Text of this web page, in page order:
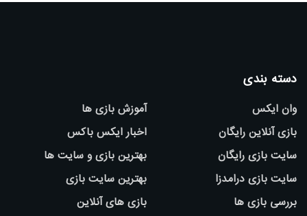
دسته بندی
وان ایکس
بازی آنلاین رایگان
سایت بازی رایگان
سایت بازی درامدزا
بررسی بازی ها
آموزش بازی ها
اخبار ایکس باکس
بهترین بازی و سایت ها
بهترین سایت بازی
بازی های آنلاین